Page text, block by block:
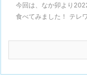
今回は、なか卯より
食べてみました！ テレ